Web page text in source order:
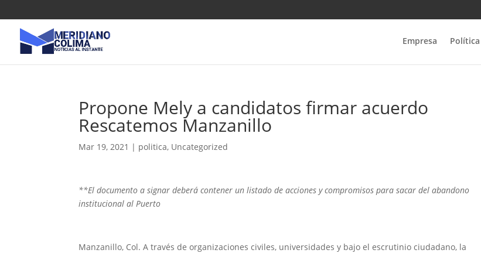
Empresa Política
Propone Mely a candidatos firmar acuerdo
Rescatemos Manzanillo
Mar 19, 2021 | politica, Uncategorized
**El documento a signar deberá contener un listado de acciones y compromisos para sacar del abandono
institucional al Puerto
Manzanillo, Col. A través de organizaciones civiles, universidades y bajo el escrutinio ciudadano, la